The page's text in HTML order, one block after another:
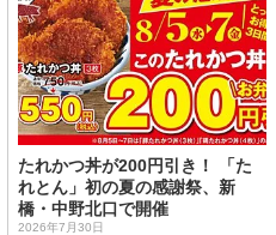
たれかつ丼が200円引き！ 「た
れとん」初の夏の感謝祭、新
橋・中野北口で開催
2026年7月30日